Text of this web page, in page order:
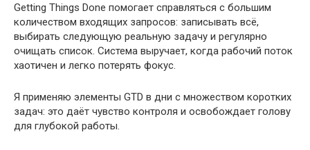
Getting Things Done помогает справляться с большим
количеством входящих запросов: записывать всё,
выбирать следующую реальную задачу и регулярно
очищать список. Система выручает, когда рабочий поток
хаотичен и легко потерять фокус.
Я применяю элементы GTD в дни с множеством коротких
задач: это даёт чувство контроля и освобождает голову
для глубокой работы.